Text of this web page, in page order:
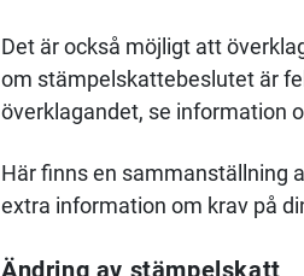
Det är också möjligt att
om stämpelskattebeslutet är
överklagandet, se information
Här finns en sammanställning
extra information om krav på
Ändring av stämpelskatt